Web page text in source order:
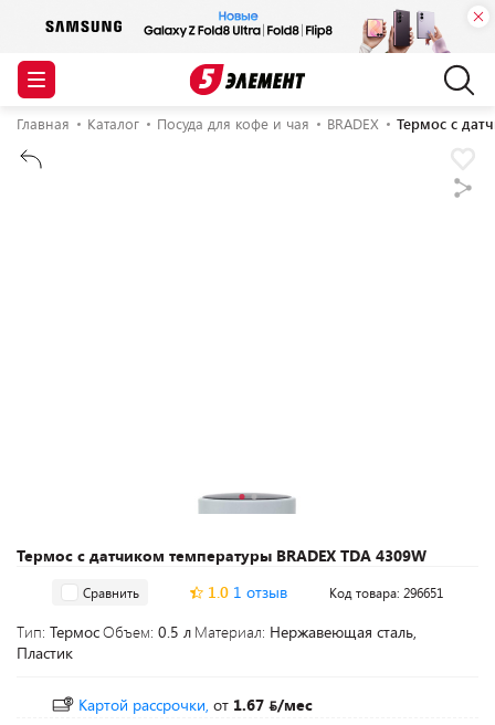
Главная Каталог Посуда для кофе и чая BRADEX Термос с
Термос с датчиком температуры BRADEX TDA 4309W
Сравнить 1.0 1 отзыв Код товара: 296651
Тип: ТермосОбъем: 0.5 л Материал: Нержавеющая сталь,
Пластик
Картой рассрочки, от 1.67
/мес